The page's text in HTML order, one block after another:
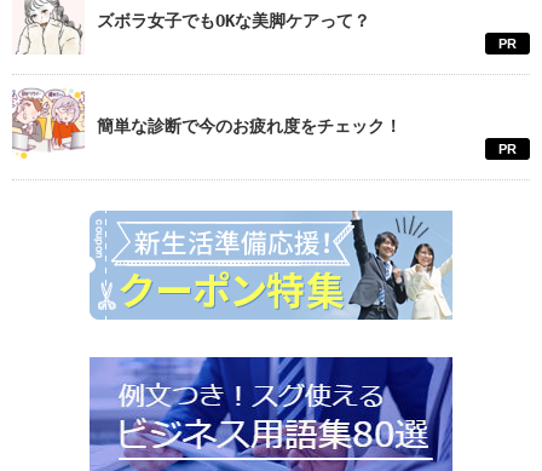
ズボラ女子でもOKな美脚ケアって？
PR
簡単な診断で今のお疲れ度をチェック！
PR